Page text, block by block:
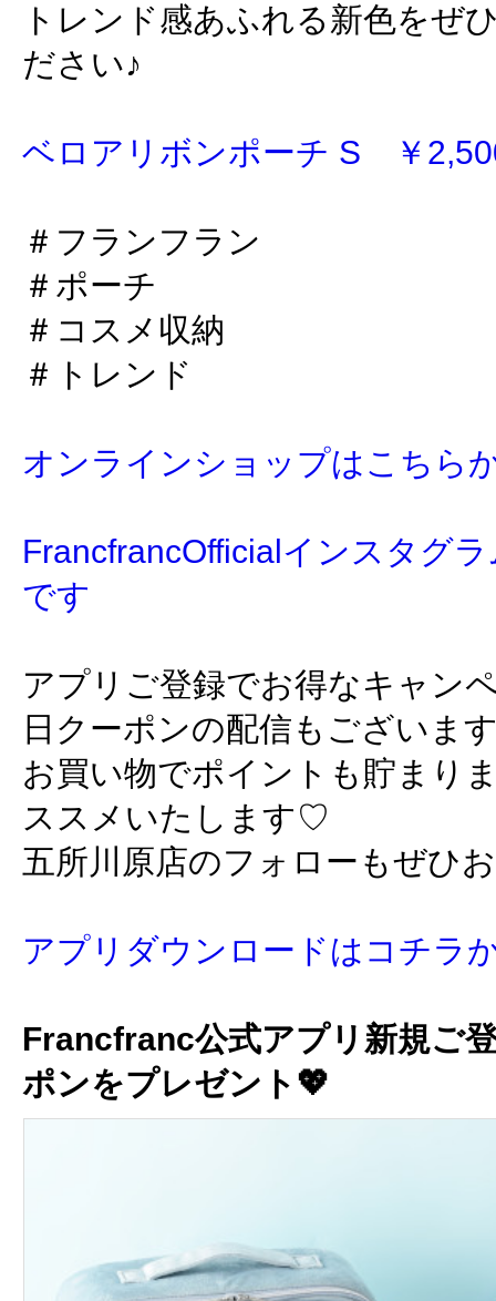
トレンド感あふれる新色をぜ
ださい♪
ベロアリボンポーチ S ￥
＃フランフラン
＃ポーチ
＃コスメ収納
＃トレンド
オンラインショップはこちら
FrancfrancOfficialインスタグ
です
アプリご登録でお得なキャン
日クーポンの配信もございま
お買い物でポイントも貯まり
ススメいたします♡
五所川原店のフォローもぜひ
アプリダウンロードはコチラ
Francfranc公式アプリ新規ご
ポンをプレゼント💖